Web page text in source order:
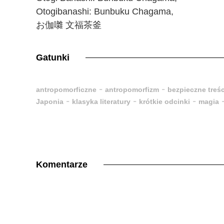
Otogibanashi: Bunbuku Chagama,
お伽囃 文福茶釜
Gatunki
antropomorficzne - antropomorfizm - bezpieczne
Japonia - klasyka literatury - krótkie odcinki - magia
Komentarze